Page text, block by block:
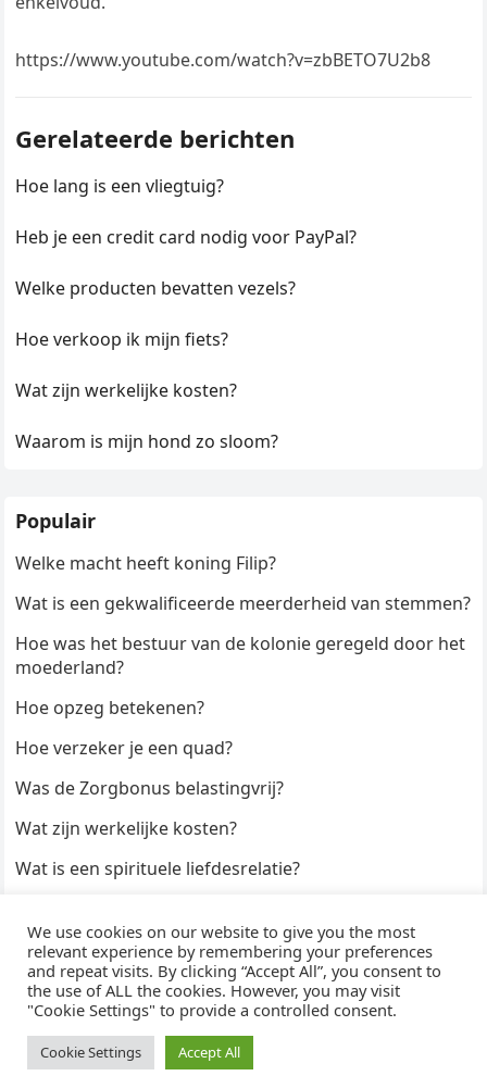
https://www.youtube.com/watch?v=zbBETO7U2b8
Gerelateerde berichten
Hoe lang is een vliegtuig?
Heb je een credit card nodig voor PayPal?
Welke producten bevatten vezels?
Hoe verkoop ik mijn fiets?
Wat zijn werkelijke kosten?
Waarom is mijn hond zo sloom?
Populair
Welke macht heeft koning Filip?
Wat is een gekwalificeerde meerderheid van stemmen?
Hoe was het bestuur van de kolonie geregeld door het
moederland?
Hoe opzeg betekenen?
Hoe verzeker je een quad?
Was de Zorgbonus belastingvrij?
Wat zijn werkelijke kosten?
Wat is een spirituele liefdesrelatie?
Hoe duur zijn Keukendeurtjes?
© 2026WijzeAntwoorden- Thema doorWPEnjoy· Aangedreven door
WordPress
We use cookies on our website to give you the most
relevant experience by remembering your preferences
and repeat visits. By clicking “Accept All”, you consent to
the use of ALL the cookies. However, you may visit
"Cookie Settings" to provide a controlled consent.
Cookie Settings Accept All